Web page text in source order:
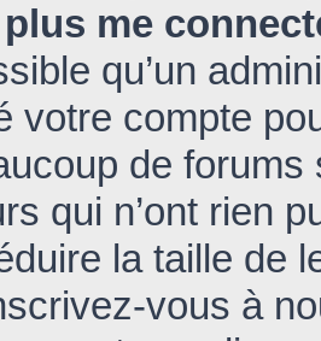
me
qu’un
votre compte
de
qui n’ont rien
la taille de
vous à